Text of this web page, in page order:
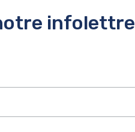
infolettre